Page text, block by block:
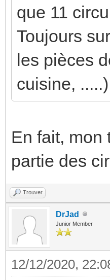
que 11
Toujours
les pièces
cuisine,
En fait, mon
partie des
Trouver
DrJad
Junior Member
12/12/2020,